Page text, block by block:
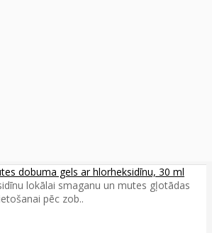
dobuma gels ar hlorheksidīnu, 30 ml
lokālai smaganu un mutes gļotādas
pēc zob..